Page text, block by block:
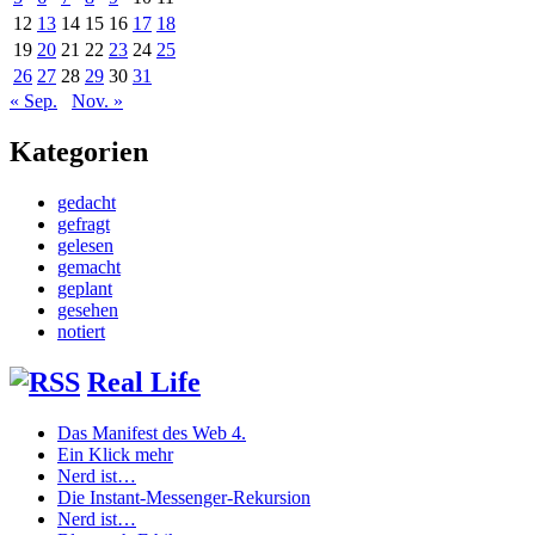
12 13 14 15 16 17 18
19 20 21 22 23 24 25
26 27 28 29 30 31
« Sep.
Nov. »
Kategorien
gedacht
gefragt
gelesen
gemacht
geplant
gesehen
notiert
Real Life
Das Manifest des Web 4.
Ein Klick mehr
Nerd ist…
Die Instant-Messenger-Rekursion
Nerd ist…